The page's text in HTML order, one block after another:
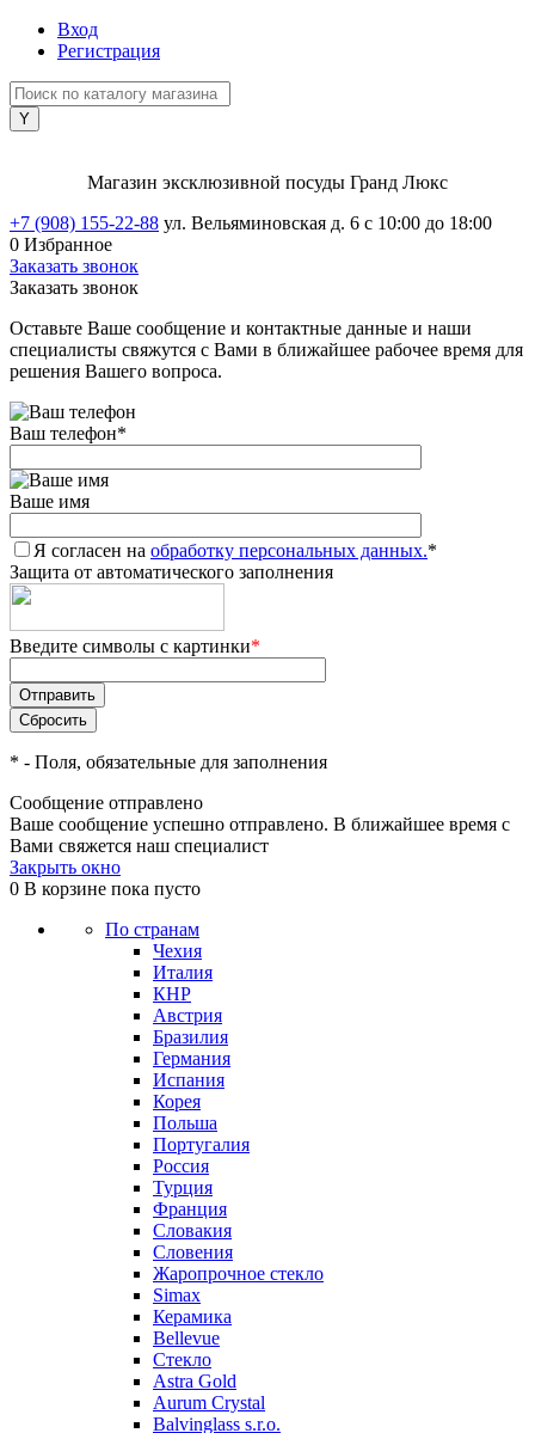
Вход
Регистрация
Магазин эксклюзивной посуды Гранд Люкс
+7 (908) 155-22-88 ул. Вельяминовская д. 6 с 10:00 до 18:00
0 Избранное
Заказать звонок
Заказать звонок
Оставьте Ваше сообщение и контактные данные и наши
специалисты свяжутся с Вами в ближайшее рабочее время для
решения Вашего вопроса.
Ваш телефон*
Ваше имя
Я согласен на обработку персональных данных.*
Защита от автоматического заполнения
Введите символы с картинки*
* - Поля, обязательные для заполнения
Сообщение отправлено
Ваше сообщение успешно отправлено. В ближайшее время с
Вами свяжется наш специалист
Закрыть окно
0 В корзине пока пусто
По странам
Чехия
Италия
КНР
Австрия
Бразилия
Германия
Испания
Корея
Польша
Португалия
Россия
Турция
Франция
Словакия
Словения
Жаропрочное стекло
Simax
Керамика
Bellevue
Стекло
Astra Gold
Aurum Crystal
Balvinglass s.r.o.